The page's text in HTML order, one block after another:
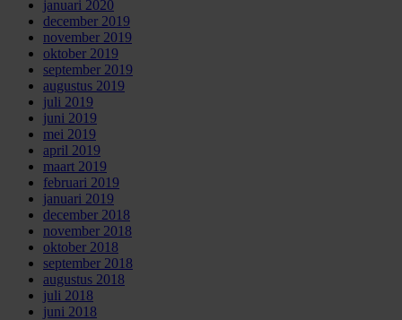
januari 2020
december 2019
november 2019
oktober 2019
september 2019
augustus 2019
juli 2019
juni 2019
mei 2019
april 2019
maart 2019
februari 2019
januari 2019
december 2018
november 2018
oktober 2018
september 2018
augustus 2018
juli 2018
juni 2018